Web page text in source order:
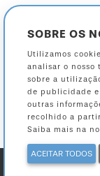
Cancele a sua
Toda a informação
política de
SOBRE OS
Utilizamos
analisar o nosso
sobre a
de publicidade
outras
recolhido a
Saiba mais na
ACEITAR TODOS